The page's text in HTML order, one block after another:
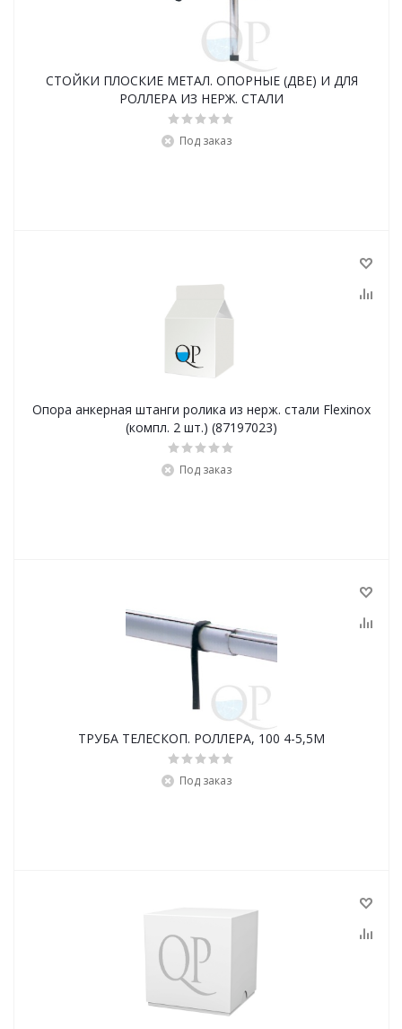
СТОЙКИ ПЛОСКИЕ МЕТАЛ. ОПОРНЫЕ (ДВЕ) И ДЛЯ
РОЛЛЕРА ИЗ НЕРЖ. СТАЛИ
Под заказ
Опора анкерная штанги ролика из нерж. стали Flexinox
(компл. 2 шт.) (87197023)
Под заказ
ТРУБА ТЕЛЕСКОП. РОЛЛЕРА, 100 4-5,5M
Под заказ